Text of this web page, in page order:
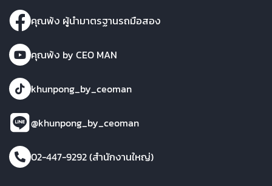
คุณพ้ง ผู้นำมาตรฐานรถมือสอง
คุณพ้ง by CEO MAN
khunpong_by_ceoman
@khunpong_by_ceoman
02-447-9292 (สำนักงานใหญ่)